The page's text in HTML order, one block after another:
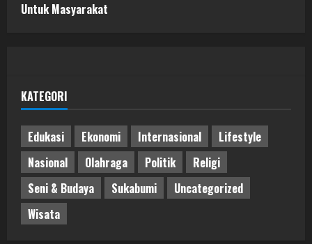
Untuk Masyarakat
KATEGORI
Edukasi Ekonomi Internasional
Lifestyle
Nasional
Olahraga Politik
Religi
Seni & Budaya
Sukabumi
Uncategorized
Wisata